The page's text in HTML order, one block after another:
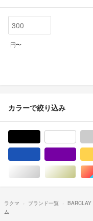
円〜
カラーで絞り込み
シルバー/銀色系
ゴ
ラクマ ブランド一覧 BARCLAY
ム